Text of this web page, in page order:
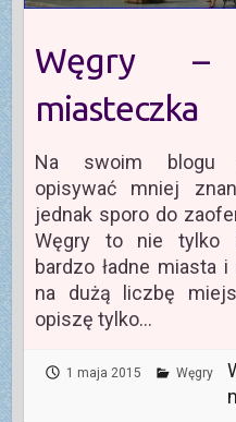
Węgry –
miasteczka
Na swoim blogu
opisywać mniej
jednak sporo do
Węgry to nie tylko
bardzo ładne miasta
na dużą liczbę
opiszę tylko…
1 maja 2015 Węgry